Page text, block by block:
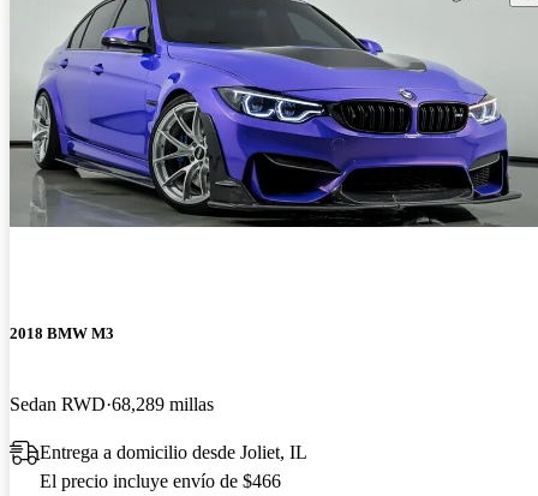
2018 BMW M3
Sedan RWD 68,289 millas
Entrega a domicilio desde Joliet, IL
El precio incluye envío de $466